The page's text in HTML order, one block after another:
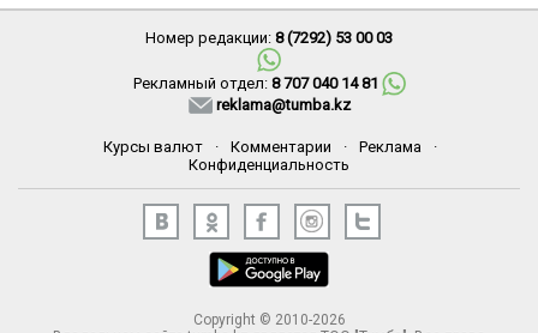
Номер редакции: 8 (7292) 53 00 03
Рекламный отдел: 8 707 040 14 81
reklama@tumba.kz
Курсы валют · Комментарии · Реклама
·
Конфиденциальность
Copyright © 2010-2026